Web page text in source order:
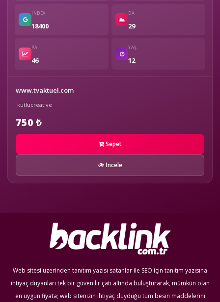
INDEX
18400
DA
29
PA
46
YAŞ
12
www.tvaktuel.com
kutlucreative
750 ₺
Sepet
İncele
Web sitesi üzerinden tanıtım yazısı satanlar ile SEO için tanıtım yazısına
ihtiyaç duyanları tek bir güvenilir çatı altında buluşturarak, mümkün olan
en uygun fiyata; web sitenizin ihtiyaç duyduğu tüm besin maddelerini